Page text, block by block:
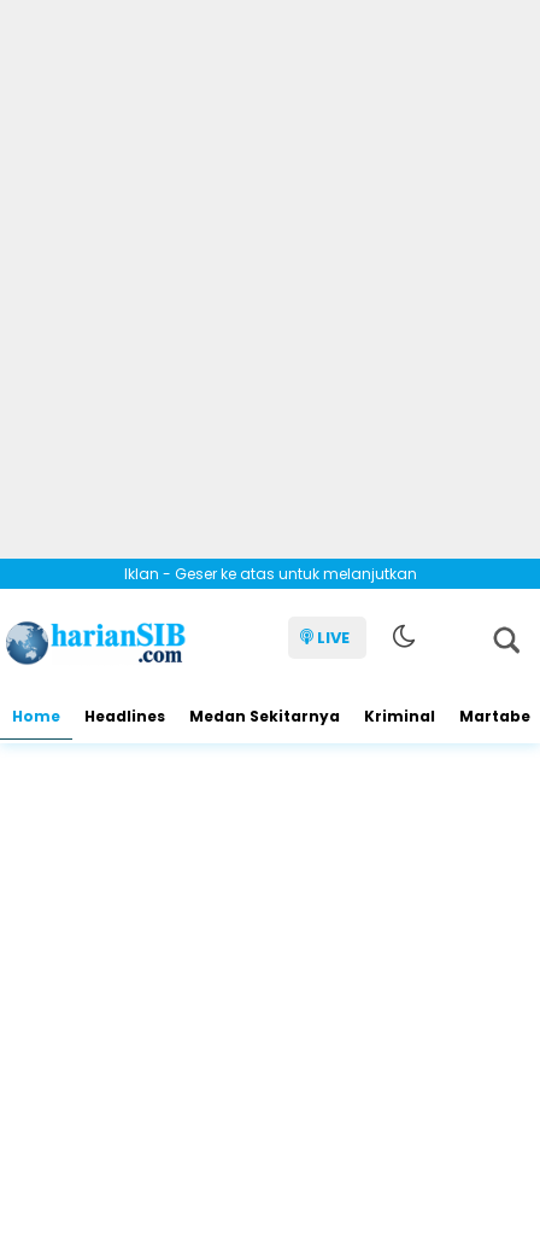
Iklan - Geser ke atas untuk melanjutkan
LIVE
Home Headlines Medan Sekitarnya Kriminal Martabe